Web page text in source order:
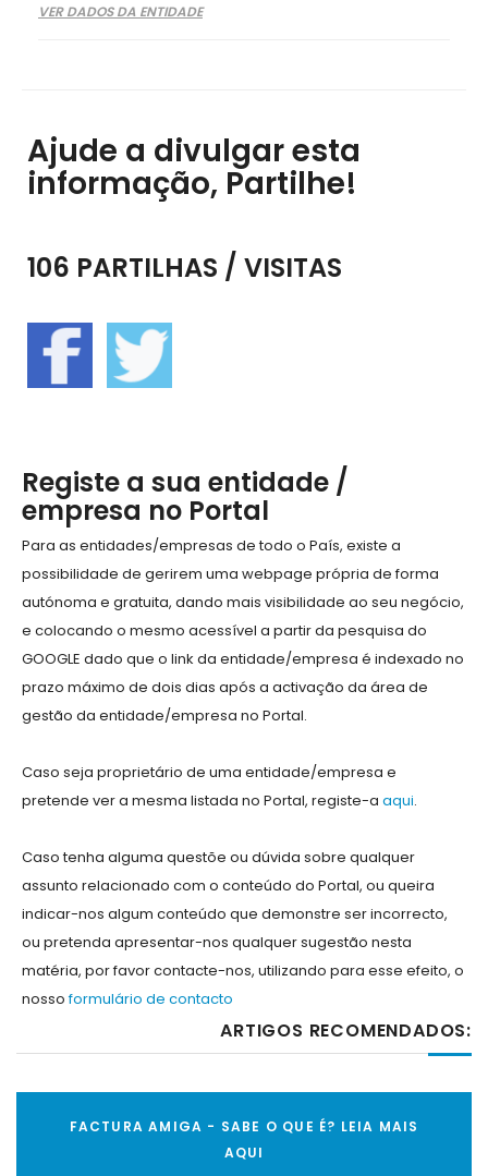
VER DADOS DA ENTIDADE
Ajude a divulgar esta
informação, Partilhe!
106 PARTILHAS / VISITAS
Registe a sua entidade /
empresa no Portal
Para as entidades/empresas de todo o País, existe a
possibilidade de gerirem uma webpage própria de forma
autónoma e gratuita, dando mais visibilidade ao seu negócio,
e colocando o mesmo acessível a partir da pesquisa do
GOOGLE dado que o link da entidade/empresa é indexado no
prazo máximo de dois dias após a activação da área de
gestão da entidade/empresa no Portal.
Caso seja proprietário de uma entidade/empresa e
pretende ver a mesma listada no Portal, registe-a aqui.
Caso tenha alguma questõe ou dúvida sobre qualquer
assunto relacionado com o conteúdo do Portal, ou queira
indicar-nos algum conteúdo que demonstre ser incorrecto,
ou pretenda apresentar-nos qualquer sugestão nesta
matéria, por favor contacte-nos, utilizando para esse efeito, o
nossoformulário de contacto
ARTIGOS RECOMENDADOS:
FACTURA AMIGA - SABE O QUE É? LEIA MAIS
AQUI